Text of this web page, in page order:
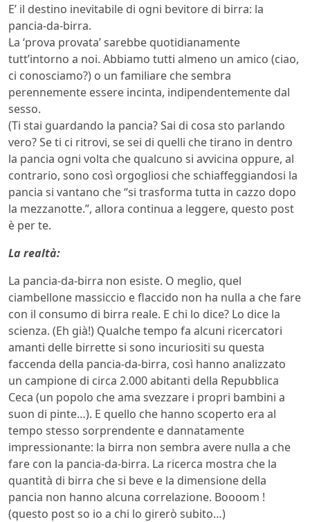
E’ il destino inevitabile di ogni bevitore di birra: la
pancia-da-birra.
La ‘prova provata’ sarebbe quotidianamente
tutt’intorno a noi. Abbiamo tutti almeno un amico (ciao,
ci conosciamo?) o un familiare che sembra
perennemente essere incinta, indipendentemente dal
sesso.
(Ti stai guardando la pancia? Sai di cosa sto parlando
vero? Se ti ci ritrovi, se sei di quelli che tirano in dentro
la pancia ogni volta che qualcuno si avvicina oppure, al
contrario, sono così orgogliosi che schiaffeggiandosi la
pancia si vantano che “si trasforma tutta in cazzo dopo
la mezzanotte.”, allora continua a leggere, questo post
è per te.
La realtà:
La pancia-da-birra non esiste. O meglio, quel
ciambellone massiccio e flaccido non ha nulla a che fare
con il consumo di birra reale. E chi lo dice? Lo dice la
scienza. (Eh già!) Qualche tempo fa alcuni ricercatori
amanti delle birrette si sono incuriositi su questa
faccenda della pancia-da-birra, così hanno analizzato
un campione di circa 2.000 abitanti della Repubblica
Ceca (un popolo che ama svezzare i propri bambini a
suon di pinte…). E quello che hanno scoperto era al
tempo stesso sorprendente e dannatamente
impressionante: la birra non sembra avere nulla a che
fare con la pancia-da-birra. La ricerca mostra che la
quantità di birra che si beve e la dimensione della
pancia non hanno alcuna correlazione. Boooom !
(questo post so io a chi lo girerò subito…)